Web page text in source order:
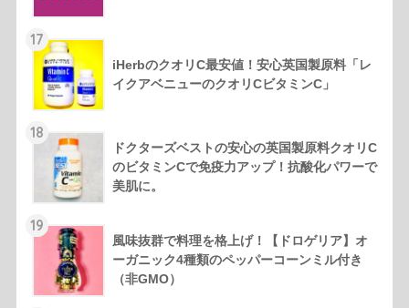
17
iHerbのクオリC最安値！安心英国製原料「レ
イクアベニューのクオリCビタミンC」
18
ドクターズベストの安心の英国製原料クオリC
のビタミンCで免疫力アップ！抗酸化パワーで
美肌に。
19
風味抜群で料理を格上げ！【ドロゲリア】オ
ーガニック4種類のペッパーコーンミル付き
（非GMO）